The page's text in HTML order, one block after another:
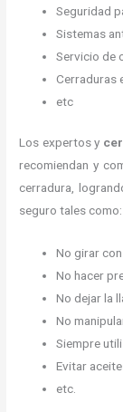
Seguridad
Sistemas
Servicio de
Cerraduras
etc
Los expertos y
recomiendan y
cerradura,
seguro tales como:
No girar
No hacer
No dejar la
No
Siempre
Evitar
etc.